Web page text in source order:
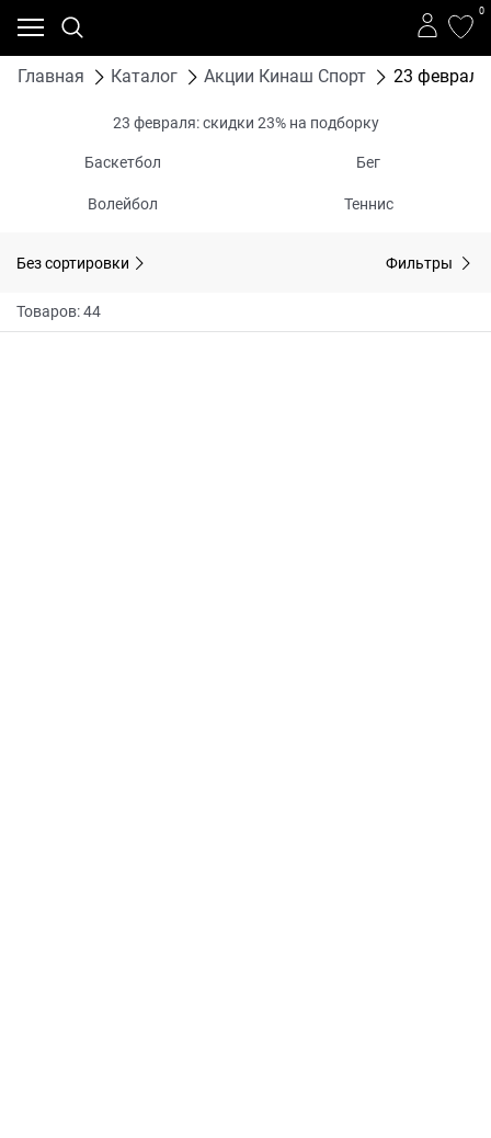
0
Главная Каталог Акции Кинаш Спорт 23
23 февраля: скидки 23% на подборку
Баскетбол Бег
Волейбол Теннис
Без сортировки Фильтры
Товаров: 44